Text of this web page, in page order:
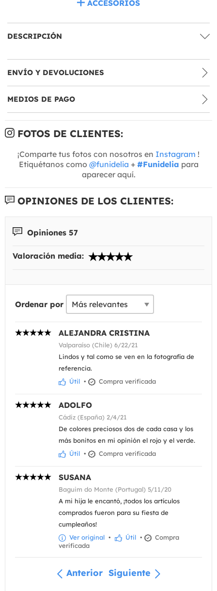
ACCESORIOS
DESCRIPCIÓN
ENVÍO Y DEVOLUCIONES
MEDIOS DE PAGO
FOTOS DE CLIENTES:
¡Comparte tus fotos con nosotros en Instagram !
Etiquétanos como @funidelia + #Funidelia para
aparecer aquí.
OPINIONES DE LOS CLIENTES:
Opiniones 57
Valoración media:
Ordenar por
ALEJANDRA CRISTINA
Valparaíso (Chile) 6/22/21
Lindos y tal como se ven en la fotografía de
referencia.
Útil • Compra verificada
ADOLFO
Cádiz (España) 2/4/21
De colores preciosos dos de cada casa y los
más bonitos en mi opinión el rojo y el verde.
Útil • Compra verificada
SUSANA
Baguim do Monte (Portugal) 5/11/20
A mi hija le encantó, ¡todos los artículos
comprados fueron para su fiesta de
cumpleaños!
Ver original • Útil •
Compra
verificada
Anterior Siguiente